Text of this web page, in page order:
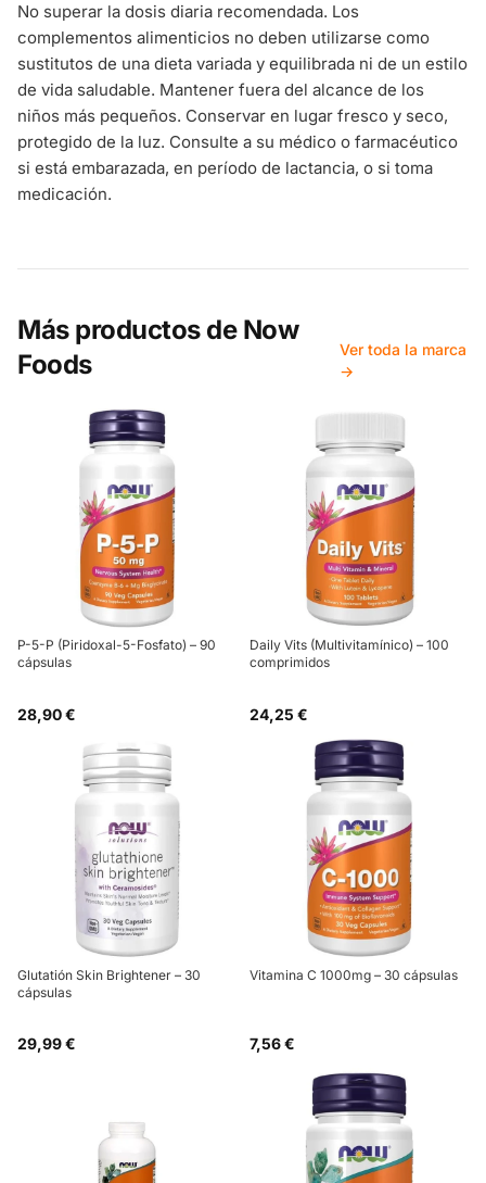
No superar la dosis diaria recomendada. Los
complementos alimenticios no deben utilizarse como
sustitutos de una dieta variada y equilibrada ni de un estilo
de vida saludable. Mantener fuera del alcance de los
niños más pequeños. Conservar en lugar fresco y seco,
protegido de la luz. Consulte a su médico o farmacéutico
si está embarazada, en período de lactancia, o si toma
medicación.
Más productos de Now
Foods
Ver toda la marca
→
P-5-P (Piridoxal-5-Fosfato) – 90
cápsulas
28,90 €
Daily Vits (Multivitamínico) – 100
comprimidos
24,25 €
Glutatión Skin Brightener – 30
cápsulas
29,99 €
Vitamina C 1000mg – 30 cápsulas
7,56 €